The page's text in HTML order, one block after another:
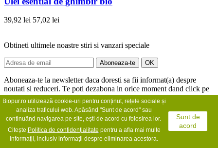
39,92 lei 57,02 lei
Obtineti ultimele noastre stiri si vanzari speciale
Aboneaza-te la newsletter daca doresti sa fii informat(a) despre
noutati si reduceri. Te poti dezabona in orice moment dand click pe
link-ul de "dezabonare" din oricare email trimis de noi.
Informatii contact
Biopur.ro utilizează cookie-uri pentru conținut, rețele sociale și
analiza traficului web. Apăsând "Sunt de acord" sau
continuând navigarea pe site, ești de acord cu folosirea lor.
Citește Politica de confidențialitate pentru a afla mai multe
informaţii, inclusiv informaţii despre eliminarea acestora.
Sunt de
acord